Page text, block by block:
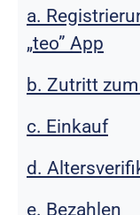
a.
„teo” App
b. Zutritt
c. Einkauf
d.
e. Bezahlen